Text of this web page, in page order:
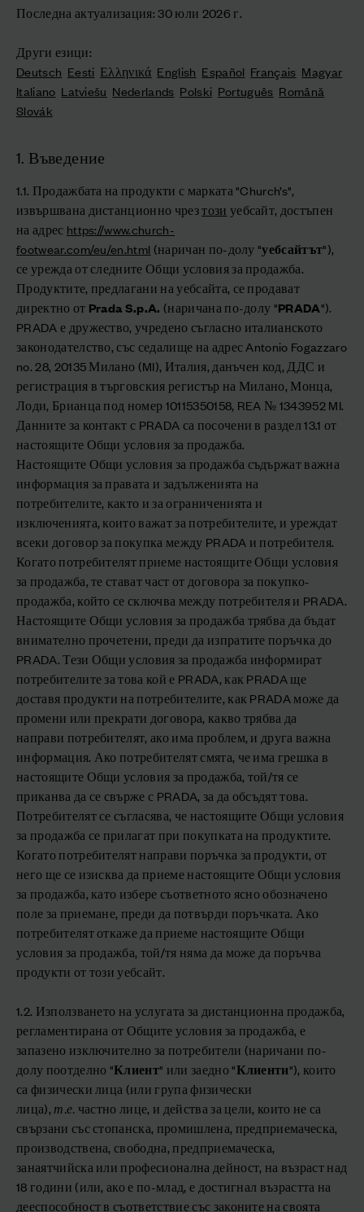
Последна актуализация: 30 юли 2026 г.
Други езици:
Deutsch Eesti Ελληνικά English Español Français Magyar
Italiano Latviešu Nederlands Polski Português Română
Slovák
1. Въведение
1.1. Продажбата на продукти с марката "Church’s",
извършвана дистанционно чрезтози уебсайт, достъпен
на адрес https://www.church-
footwear.com/eu/en.html (наричан по-долу "уебсайтът"),
се урежда от следните Общи условия за продажба.
Продуктите, предлагани на уебсайта, се продават
директно от Prada S.p.A. (наричана по-долу "PRADA").
PRADA е дружество, учредено съгласно италианското
законодателство, със седалище на адрес Antonio Fogazzaro
no. 28, 20135 Милано (MI), Италия, данъчен код, ДДС и
регистрация в търговския регистър на Милано, Монца,
Лоди, Брианца под номер 10115350158, REA № 1343952 MI.
Данните за контакт с PRADA са посочени в раздел 13.1 от
настоящите Общи условия за продажба.
Настоящите Общи условия за продажба съдържат важна
информация за правата и задълженията на
потребителите, както и за ограниченията и
изключенията, които важат за потребителите, и уреждат
всеки договор за покупка между PRADA и потребителя.
Когато потребителят приеме настоящите Общи условия
за продажба, те стават част от договора за покупко-
продажба, който се сключва между потребителя и PRADA.
Настоящите Общи условия за продажба трябва да бъдат
внимателно прочетени, преди да изпратите поръчка до
PRADA. Тези Общи условия за продажба информират
потребителите за това кой е PRADA, как PRADA ще
доставя продукти на потребителите, как PRADA може да
промени или прекрати договора, какво трябва да
направи потребителят, ако има проблем, и друга важна
информация. Ако потребителят смята, че има грешка в
настоящите Общи условия за продажба, той/тя се
приканва да се свърже с PRADA, за да обсъдят това.
Потребителят се съгласява, че настоящите Общи условия
за продажба се прилагат при покупката на продуктите.
Когато потребителят направи поръчка за продукти, от
него ще се изисква да приеме настоящите Общи условия
за продажба, като избере съответното ясно обозначено
поле за приемане, преди да потвърди поръчката. Ако
потребителят откаже да приеме настоящите Общи
условия за продажба, той/тя няма да може да поръчва
продукти от този уебсайт.
1.2. Използването на услугата за дистанционна продажба,
регламентирана от Общите условия за продажба, е
запазено изключително за потребители (наричани по-
долу поотделно "Клиент" или заедно "Клиенти"), които
са физически лица (или група физически
лица), т.е. частно лице, и действа за цели, които не са
свързани със стопанска, промишлена, предприемаческа,
производствена, свободна, предприемаческа,
занаятчийска или професионална дейност, на възраст над
18 години (или, ако е по-млад, е достигнал възрастта на
дееспособност в съответствие със законите на своята